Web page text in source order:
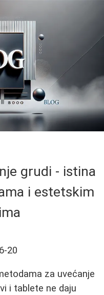
grudi - istina
i estetskim
20
za uvećanje
i tablete ne daju